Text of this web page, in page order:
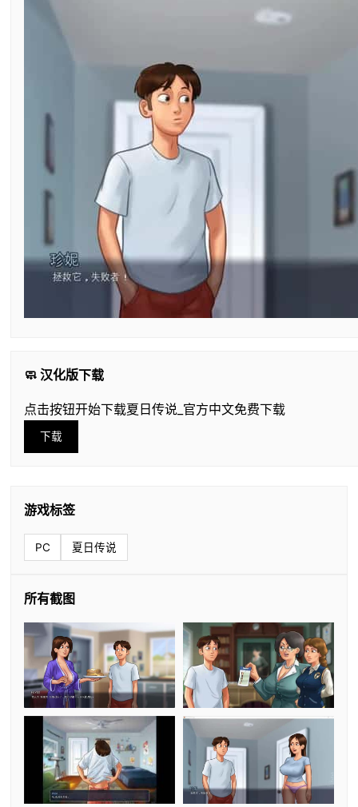
🧼 汉化版下载
点击按钮开始下载夏日传说_官方中文免费下载
下载
游戏标签
PC 夏日传说
所有截图